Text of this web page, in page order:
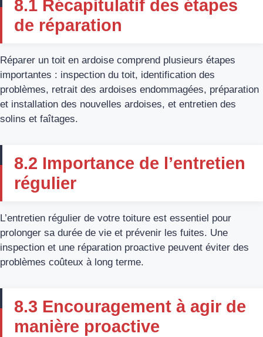
8.1 Récapitulatif des étapes
de réparation
Réparer un toit en ardoise comprend plusieurs étapes
importantes : inspection du toit, identification des
problèmes, retrait des ardoises endommagées, préparation
et installation des nouvelles ardoises, et entretien des
solins et faîtages.
8.2 Importance de l’entretien
régulier
L’entretien régulier de votre toiture est essentiel pour
prolonger sa durée de vie et prévenir les fuites. Une
inspection et une réparation proactive peuvent éviter des
problèmes coûteux à long terme.
8.3 Encouragement à agir de
manière proactive